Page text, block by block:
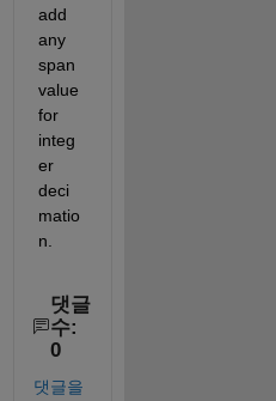
add
any
span
value
for
integ
er
deci
matio
n.
댓글
수:
0
댓글을